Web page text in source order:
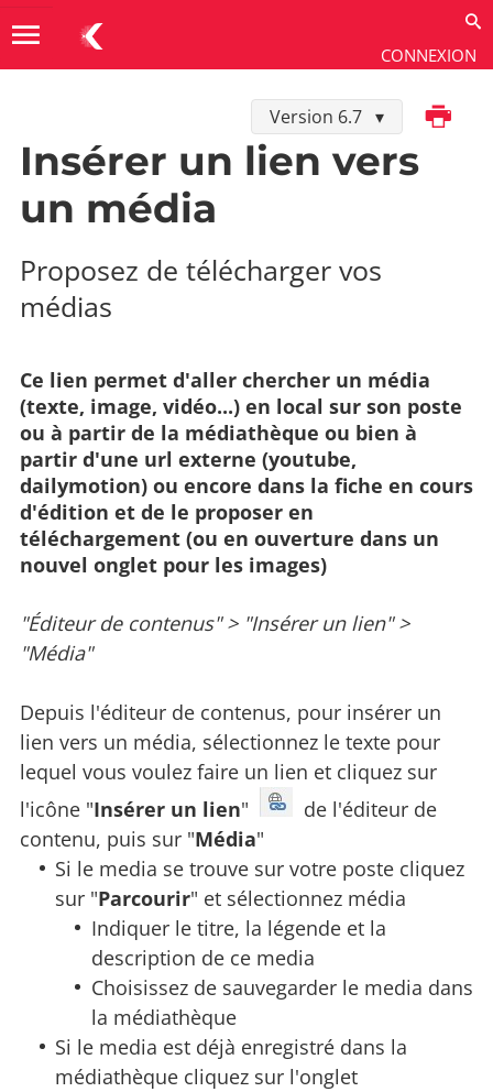
CONNEXION
menu
Version 6.7Imprimer
Éditeur de contenus
Insérer un lien vers
un média
Proposez de télécharger vos
médias
Ce lien permet d'aller chercher un média
(texte, image, vidéo...) en local sur son poste
ou à partir de la médiathèque ou bien à
partir d'une url externe (youtube,
dailymotion) ou encore dans la fiche en cours
d'édition et de le proposer en
téléchargement (ou en ouverture dans un
nouvel onglet pour les images)
"Éditeur de contenus" > "Insérer un lien" >
"Média"
Depuis l'éditeur de contenus, pour insérer un
lien vers un média, sélectionnez le texte pour
lequel vous voulez faire un lien et cliquez sur
l'icône "Insérer un lien"
de l'éditeur de
contenu, puis sur "Média"
Si le media se trouve sur votre poste cliquez
sur "Parcourir" et sélectionnez média
Indiquer le titre, la légende et la
description de ce media
Choisissez de sauvegarder le media dans
la médiathèque
Si le media est déjà enregistré dans la
médiathèque cliquez sur l'onglet